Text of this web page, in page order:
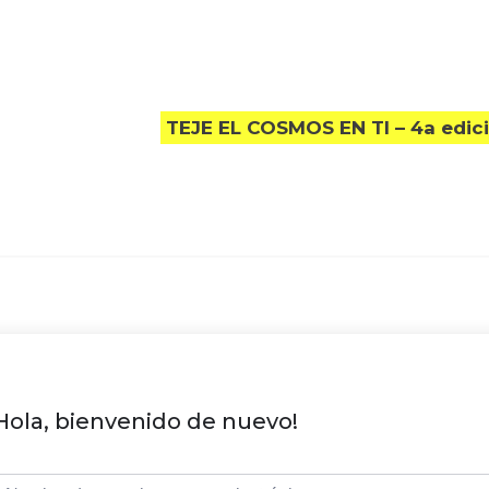
TEJE EL COSMOS EN TI – 4a
bienvenido de nuevo!